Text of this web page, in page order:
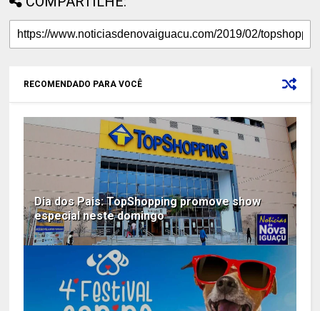
RECOMENDADO PARA VOCÊ
Dia dos Pais: TopShopping promove show
especial neste domingo